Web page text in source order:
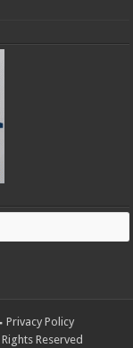
Privacy Policy
Reserved